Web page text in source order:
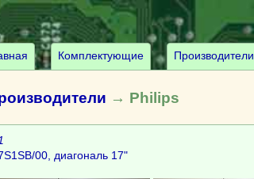
Комплектующие Производители
→ Philips
00, диагональ 17"